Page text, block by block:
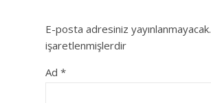
E-posta adresiniz yayınlanmayacak.
işaretlenmişlerdir
Ad *